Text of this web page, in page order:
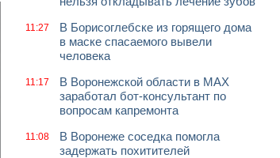
11:27
В Борисоглебске из горящего дома
в маске спасаемого вывели
человека
11:17
В Воронежской области в МАХ
заработал бот-консультант по
вопросам капремонта
11:08
В Воронеже соседка помогла
задержать похитителей